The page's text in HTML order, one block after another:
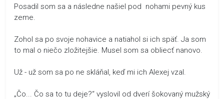
Posadil som sa a následne našiel pod nohami pevný kus
zeme.
Zohol sa po svoje nohavice a natiahol si ich späť. Ja som
to mal o niečo zložitejšie. Musel som sa obliecť nanovo.
Už - už som sa po ne skláňal, keď mi ich Alexej vzal.
„Čo... Čo sa to tu deje?“ vyslovil od dverí šokovaný mužský